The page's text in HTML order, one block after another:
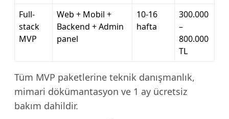
Full-
stack
MVP
Web + Mobil +
Backend + Admin
panel
10-16
hafta
300.000
–
800.000
TL
Tüm MVP paketlerine teknik danışmanlık,
mimari dökümantasyon ve 1 ay ücretsiz
bakım dahildir.